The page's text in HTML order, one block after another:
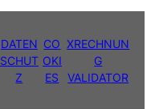
DATEN
SCHUT
Z
CO
OKI
ES
XRECHNUN
G
VALIDATOR